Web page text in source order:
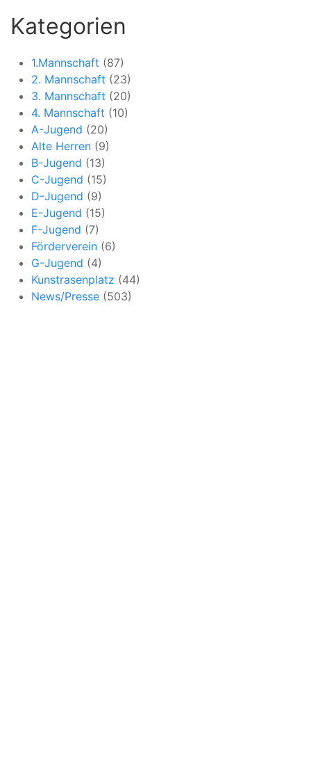
Kategorien
1.Mannschaft (87)
2. Mannschaft (23)
3. Mannschaft (20)
4. Mannschaft (10)
A-Jugend (20)
Alte Herren (9)
B-Jugend (13)
C-Jugend (15)
D-Jugend (9)
E-Jugend (15)
F-Jugend (7)
Förderverein (6)
G-Jugend (4)
Kunstrasenplatz (44)
News/Presse (503)